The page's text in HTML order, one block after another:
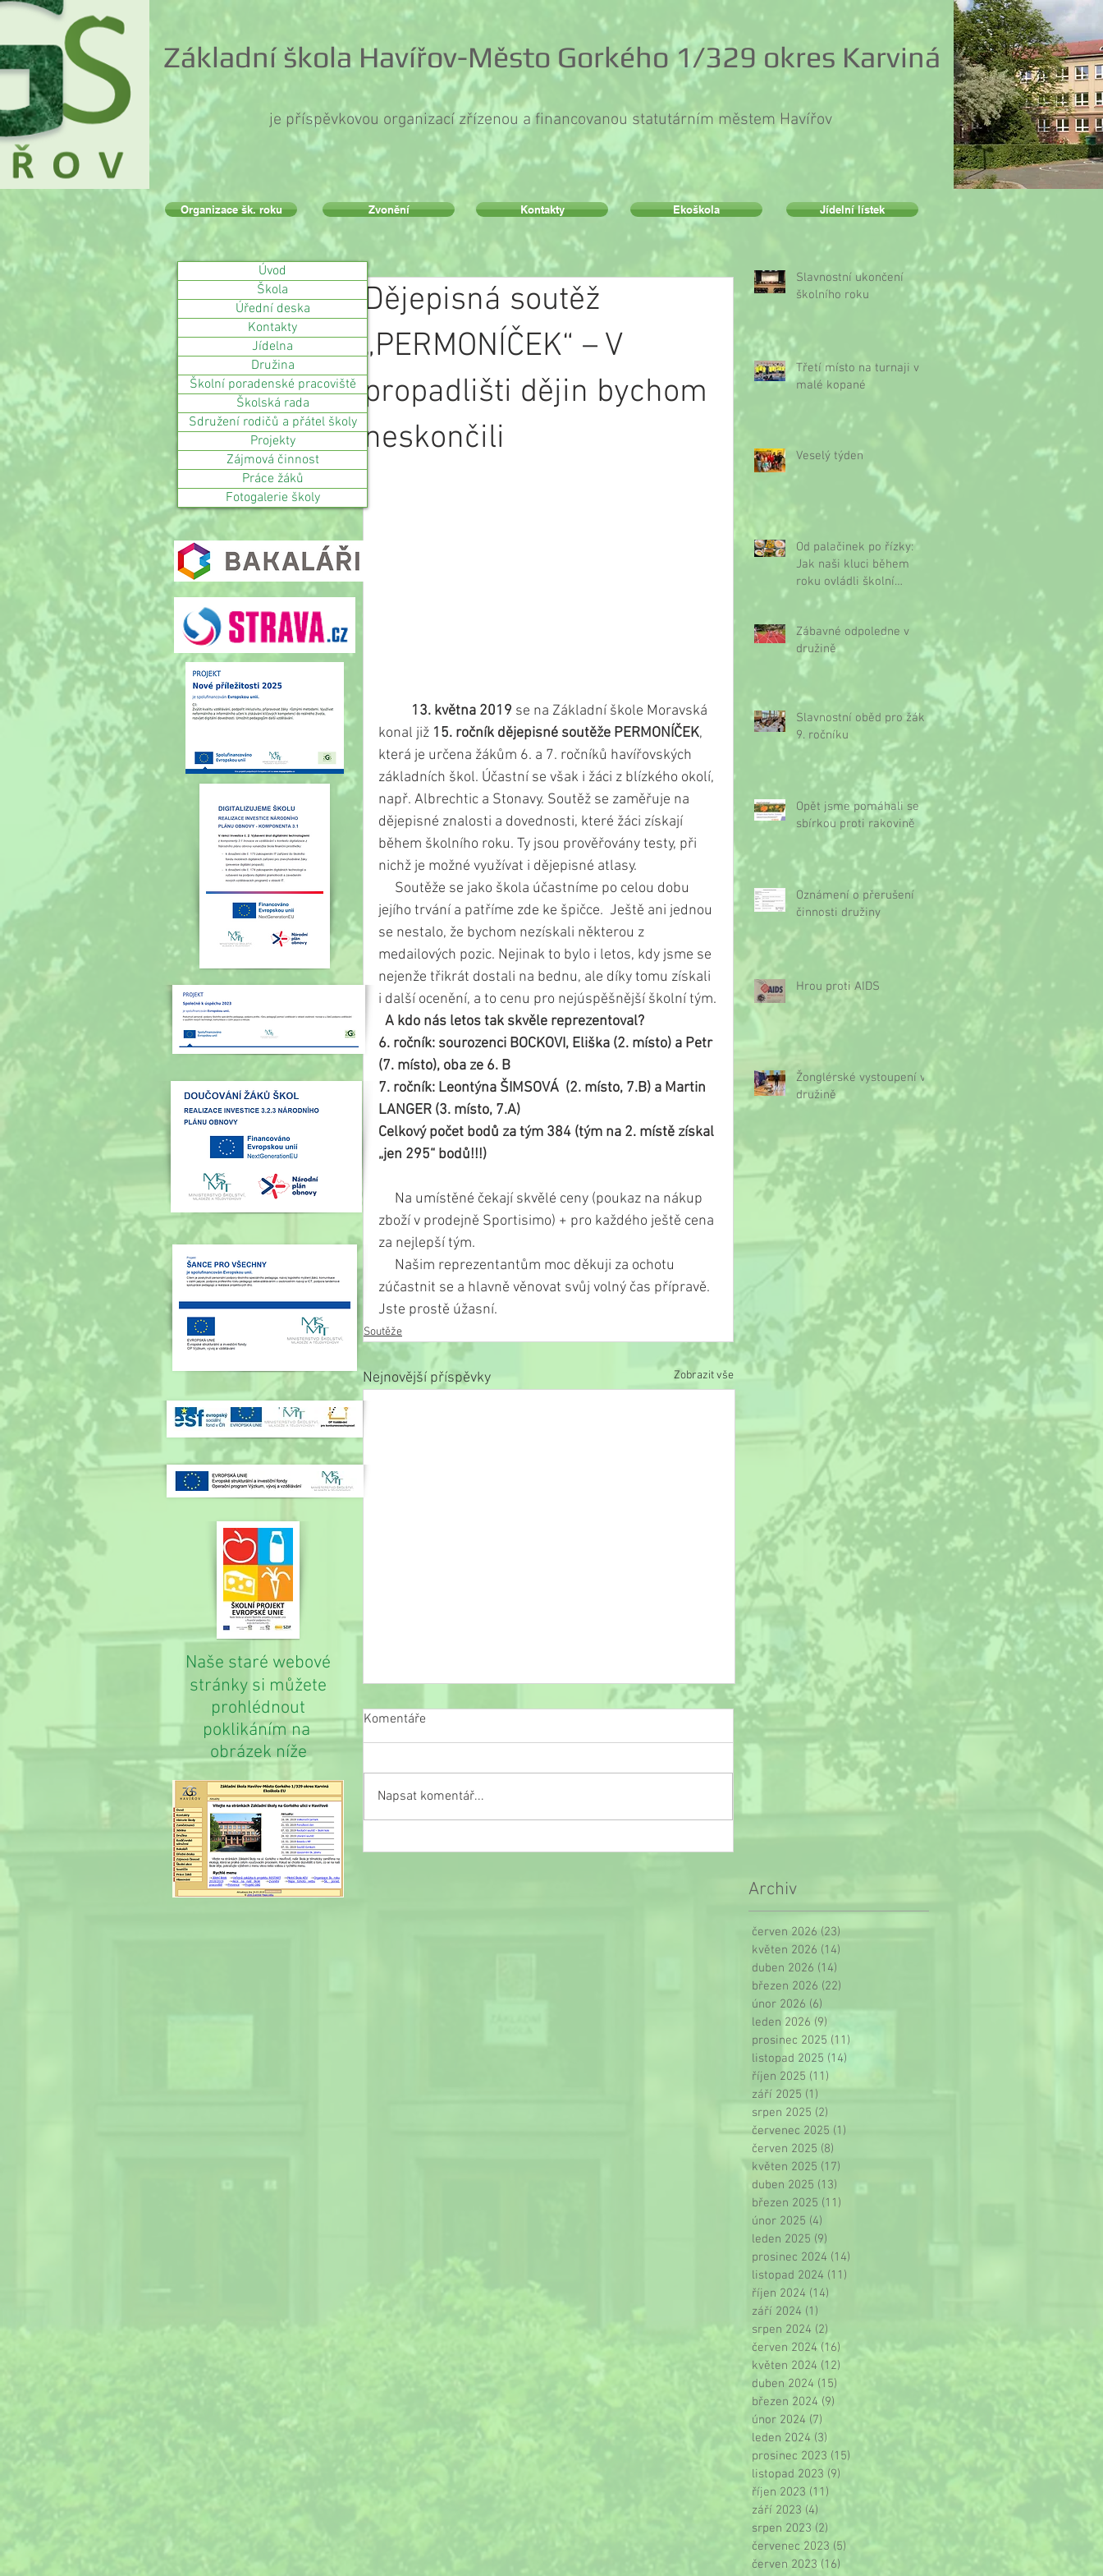
Základní škola Havířov-Město Gorkého 1/329 okres Karviná
je příspěvkovou organizací zřízenou a financovanou statutárním městem Havířov
Dějepisná soutěž
„PERMONÍČEK“ – V
propadlišti dějin bychom
neskončili
          13. května 2019
se na Základní škole Moravská
konal již 15. ročník dějepisné soutěže PERMONÍČEK,
která je určena žákům 6. a 7. ročníků havířovských
základních škol. Účastní se však i žáci z blízkého okolí,
např. Albrechtic a Stonavy. Soutěž se zaměřuje na
dějepisné znalosti a dovednosti, které žáci získají
během školního roku. Ty jsou prověřovány testy, při
nichž je možné využívat i dějepisné atlasy.
jejího trvání a patříme zde ke špičce.  Ještě ani jednou
se nestalo, že bychom nezískali některou z
medailových pozic. Nejinak to bylo i letos, kdy jsme se
nejenže třikrát dostali na bednu, ale díky tomu získali
i další ocenění, a to cenu pro nejúspěšnější školní tým.
A kdo nás letos tak skvěle reprezentoval?
6. ročník: sourozenci BOCKOVI, Eliška (2. místo) a Petr
(7. místo), oba ze 6. B
7. ročník: Leontýna ŠIMSOVÁ  (2. místo, 7.B) a Martin
LANGER (3. místo, 7.A)
Celkový počet bodů za tým 384 (tým na 2. místě získal
„jen 295“ bodů!!!)
zboží v prodejně Sportisimo) + pro každého ještě cena
za nejlepší tým.
zúčastnit se a hlavně věnovat svůj volný čas přípravě.
Jste prostě úžasní.
Soutěže
Nejnovější příspěvky Zobrazit vše
Komentáře
Napsat komentář...
Slavnostní ukončení
školního roku
Třetí místo na turnaji v
malé kopané
Veselý týden
Od palačinek po řízky:
Jak naši kluci během
roku ovládli školní
kuchyňku
Zábavné odpoledne v
družině
Slavnostní oběd pro žáky
9. ročníku
Opět jsme pomáhali se
sbírkou proti rakovině
Oznámení o přerušení
činnosti družiny
Hrou proti AIDS
Žonglérské vystoupení v
družině
Archiv
červen 2026 (23)
květen 2026 (14)
duben 2026 (14)
březen 2026 (22)
únor 2026 (6)
leden 2026 (9)
prosinec 2025 (11)
listopad 2025 (14)
říjen 2025 (11)
září 2025 (1)
srpen 2025 (2)
červenec 2025 (1)
červen 2025 (8)
květen 2025 (17)
duben 2025 (13)
březen 2025 (11)
únor 2025 (4)
leden 2025 (9)
prosinec 2024 (14)
listopad 2024 (11)
říjen 2024 (14)
září 2024 (1)
srpen 2024 (2)
červen 2024 (16) 16 příspěvků
květen 2024 (12)
duben 2024 (15)
březen 2024 (9)
únor 2024 (7)
leden 2024 (3)
prosinec 2023 (15)
listopad 2023 (9)
říjen 2023 (11)
září 2023 (4)
srpen 2023 (2)
červenec 2023 (5)
červen 2023 (16)
Organizace šk. roku Zvonění Kontakty Ekoškola Jídelní lístek
Naše staré webové
stránky si můžete
prohlédnout
poklikáním na
obrázek níže
Úvod
Škola
Úřední deska
Kontakty
Jídelna
Družina
Školní poradenské pracoviště
Školská rada
Sdružení rodičů a přátel školy
Projekty
Zájmová činnost
Práce žáků
Fotogalerie školy